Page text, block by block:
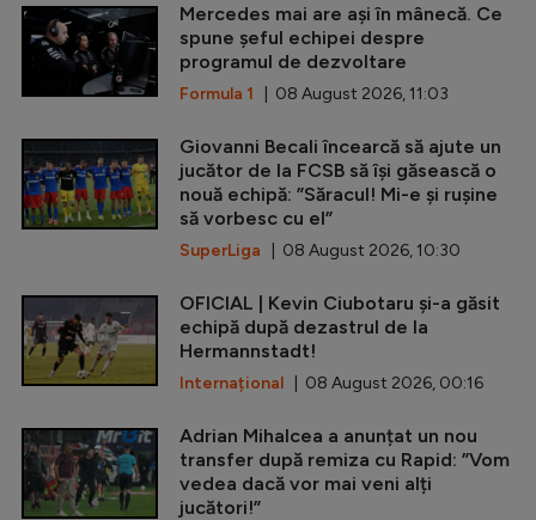
Mercedes mai are ași în mânecă. Ce
spune șeful echipei despre
programul de dezvoltare
Formula 1 | 08 August 2026, 11:03
Giovanni Becali încearcă să ajute un
jucător de la FCSB să își găsească o
nouă echipă: ”Săracul! Mi-e și rușine
să vorbesc cu el”
SuperLiga | 08 August 2026, 10:30
OFICIAL | Kevin Ciubotaru și-a găsit
echipă după dezastrul de la
Hermannstadt!
Internațional | 08 August 2026, 00:16
Adrian Mihalcea a anunțat un nou
transfer după remiza cu Rapid: ”Vom
vedea dacă vor mai veni alți
jucători!”